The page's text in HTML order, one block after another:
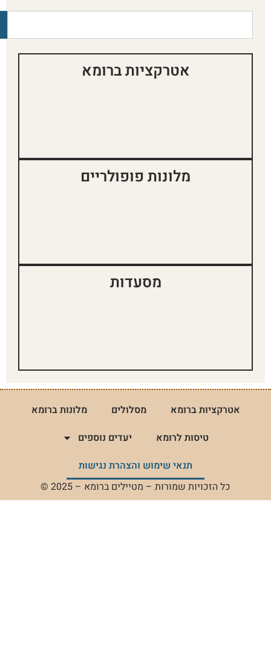
אטרקציות ברומא
מלונות פופולריים
מסעדות
אטרקציות ברומא מסלולים
מלונות ברומא
טיסות לרומא
יעדים נוספים
תנאי שימוש והצהרת נגישות
כל הזכויות שמורות – מטיילים ברומא – 2025 ©